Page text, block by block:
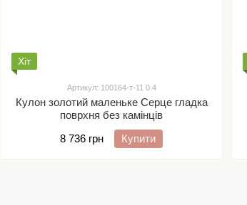
Хіт
Артикул: 100164-т-11 0.4
Кулон золотий маленьке Серце гладка
поврхня без камінців
8 736 грн
Купити